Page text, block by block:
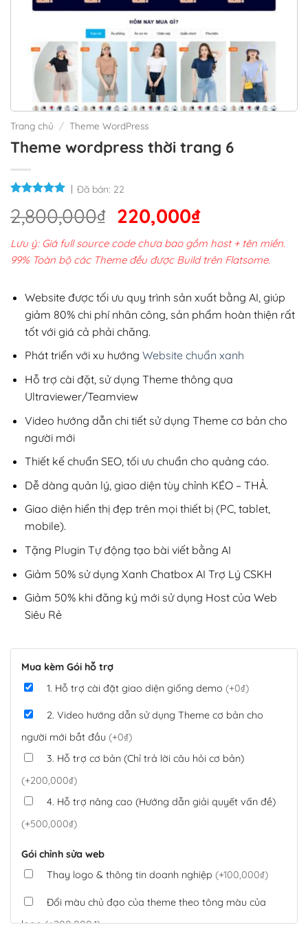
Trang chủ / Theme WordPress
Theme wordpress thời trang 6
Đã bán: 22
2,800,000₫ Giá
gốc
là:
2,800,000₫.
220,000₫Giá
hiện
tại
220,000₫.
Lưu ý: Giá full source code chưa bao gồm host + tên miền.
99% Toàn bộ các Theme đều được Build trên Flatsome.
Website được tối ưu quy trình sản xuất bằng AI, giúp
giảm 80% chi phí nhân công, sản phẩm hoàn thiện rất
tốt với giá cả phải chăng.
Phát triển với xu hướng Website chuẩn xanh
Hỗ trợ cài đặt, sử dụng Theme thông qua
Ultraviewer/Teamview
Video hướng dẫn chi tiết sử dụng Theme cơ bản cho
người mới
Thiết kế chuẩn SEO, tối ưu chuẩn cho quảng cáo.
Dễ dàng quản lý, giao diện tùy chỉnh KÉO – THẢ.
Giao diện hiển thị đẹp trên mọi thiết bị (PC, tablet,
mobile).
Tặng Plugin Tự động tạo bài viết bằng AI
Giảm 50% sử dụng Xanh Chatbox AI Trợ Lý CSKH
Giảm 50% khi đăng ký mới sử dụng Host của Web
Siêu Rẻ
Mua kèm Gói hỗ trợ
1. Hỗ trợ cài đặt giao diện giống demo (+0₫)
2. Video hướng dẫn sử dụng Theme cơ bản cho
người mới bắt đầu (+0₫)
3. Hỗ trợ cơ bản (Chỉ trả lời câu hỏi cơ bản)
(+200,000₫)
4. Hỗ trợ nâng cao (Hướng dẫn giải quyết vấn đề)
(+500,000₫)
Gói chỉnh sửa web
Thay logo & thông tin doanh nghiệp (+100,000₫)
Đổi màu chủ đạo của theme theo tông màu của